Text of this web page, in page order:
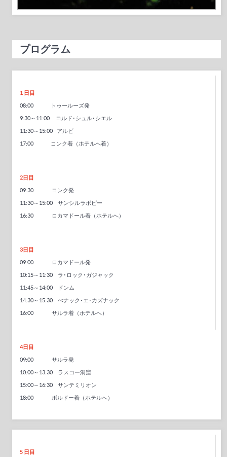
プログラム
1 日目
08:00 トゥールーズ発
9:30～11:00 コルド･シュル･シエル
11:30～15:00 アルビ
17:00 コンク着（ホテルへ着）
2日目
09:30 コンク発
11:30～15:00 サンシルラポピー
16:30 ロカマドール着（ホテルへ）
3日目
09:00 ロカマドール発
10:15～11:30 ラ･ロック･ガジャック
11:45～14:00 ドンム
14:30～15:30 べナック･エ･カズナック
16:00 サルラ着（ホテルへ）
4日目
09:00 サルラ発
10:00～13:30 ラスコー洞窟
15:00～16:30 サンテミリオン
18:00 ボルドー着（ホテルへ）
5 日目